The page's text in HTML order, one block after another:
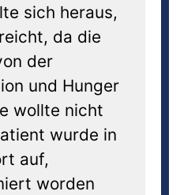
sich heraus,
da die
der
und Hunger
wollte nicht
wurde in
auf,
worden